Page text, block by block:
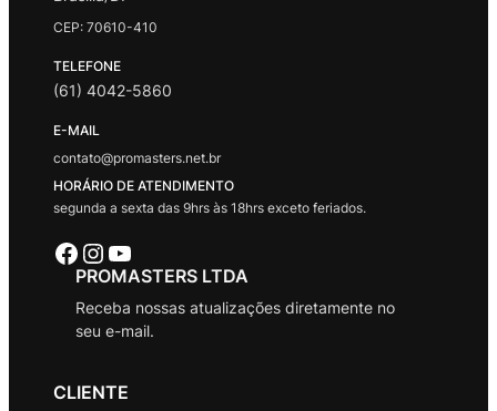
CEP: 70610-410
TELEFONE
(61) 4042-5860
E-MAIL
contato@promasters.net.br
HORÁRIO DE ATENDIMENTO
segunda a sexta das 9hrs às 18hrs exceto feriados.
Facebook Instagram Youtube
PROMASTERS LTDA
Receba nossas atualizações diretamente no
seu e-mail.
CLIENTE